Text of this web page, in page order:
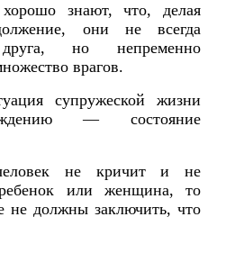
знают, что, делая
они не всегда
но непременно
врагов.
супружеской жизни
— состояние
не кричит и не
или женщина, то
не должны заключить, что